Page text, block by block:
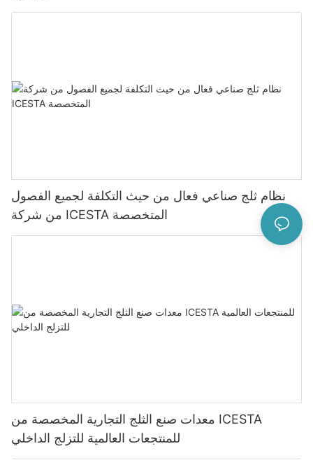
نظام ثلج صناعي فعال من حيث التكلفة لجميع الفصول
من شركة ICESTA المتخصصة
معدات صنع الثلج التجارية المخصصة من ICESTA
للمنتجعات العالمية للتزلج الداخلي